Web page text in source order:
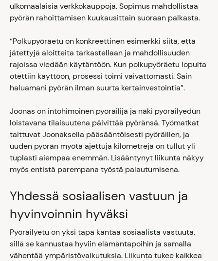
ulkomaalaisia verkkokauppoja. Sopimus mahdollistaa
pyörän rahoittamisen kuukausittain suoraan palkasta.
“Polkupyöräetu on konkreettinen esimerkki siitä, että
jätettyjä aloitteita tarkastellaan ja mahdollisuuden
rajoissa viedään käytäntöön. Kun polkupyöräetu lopulta
otettiin käyttöön, prosessi toimi vaivattomasti. Sain
haluamani pyörän ilman suurta kertainvestointia”.
Joonas on intohimoinen pyöräilijä ja näki pyöräilyedun
loistavana tilaisuutena päivittää pyöränsä. Työmatkat
taittuvat Joonaksella pääsääntöisesti pyöräillen, ja
uuden pyörän myötä ajettuja kilometrejä on tullut yli
tuplasti aiempaa enemmän. Lisääntynyt liikunta näkyy
myös entistä parempana työstä palautumisena.
Yhdessä sosiaalisen vastuun ja
hyvinvoinnin hyväksi
Pyöräilyetu on yksi tapa kantaa sosiaalista vastuuta,
sillä se kannustaa hyviin elämäntapoihin ja samalla
vähentää ympäristövaikutuksia. Liikunta tukee kaikkea